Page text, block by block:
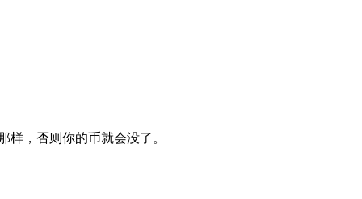
样，否则你的币就会没了。